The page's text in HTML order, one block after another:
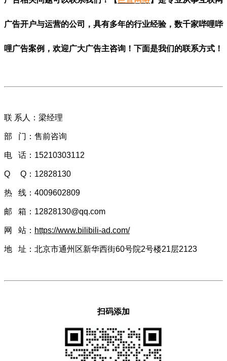
广告开户与运营的公司，具有多年的行业经验，数千家哔哩哔
哩广告案例，欢迎广大广告主咨询！下面是我们的联系方式！
联 系人：梁经理
部 门：售前咨询
电 话：15210303112
Q Q： 12828130
热 线：4009602809
邮 箱：12828130@qq.com
网 站： https://www.bilibili-ad.com/
地 址：北京市通州区新华西街60号院2号楼21层2123
扫码添加